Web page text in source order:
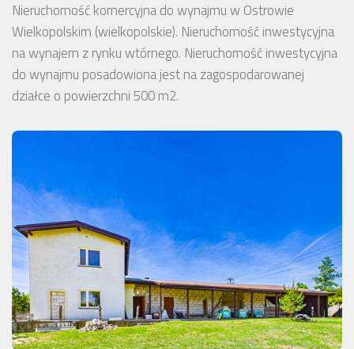
Nieruchomość komercyjna do wynajmu w Ostrowie
Wielkopolskim (wielkopolskie). Nieruchomość inwestycyjna
na wynajem z rynku wtórnego. Nieruchomość inwestycyjna
do wynajmu posadowiona jest na zagospodarowanej
działce o powierzchni 500 m2.